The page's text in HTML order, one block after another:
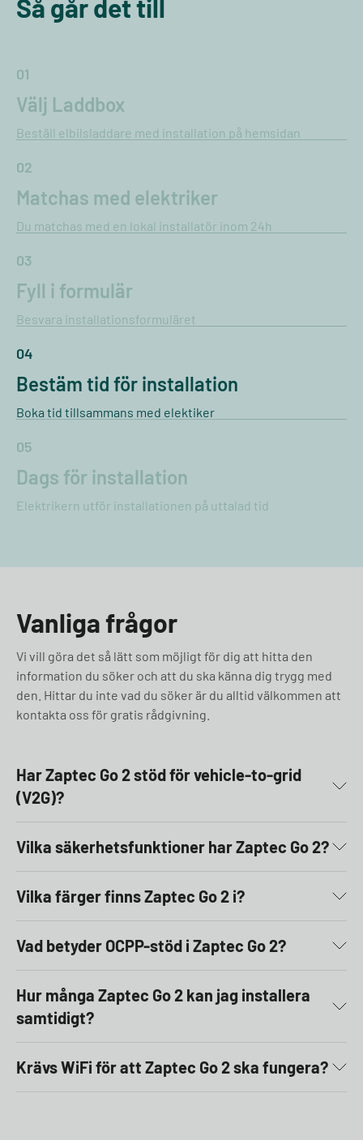
Så går det till
01
Välj Laddbox
Beställ elbilsladdare med installation på hemsidan
02
Matchas med elektriker
Du matchas med en lokal installatör inom 24h
03
Fyll i formulär
Besvara installationsformuläret
04
Bestäm tid för installation
Boka tid tillsammans med elektiker
05
Dags för installation
Elektrikern utför installationen på uttalad tid
Vanliga frågor
Vi vill göra det så lätt som möjligt för dig att hitta den
information du söker och att du ska känna dig trygg med
den. Hittar du inte vad du söker är du alltid välkommen att
kontakta oss för gratis rådgivning.
Har Zaptec Go 2 stöd för vehicle-to-grid
(V2G)?
Vilka säkerhetsfunktioner har Zaptec Go 2?
Vilka färger finns Zaptec Go 2 i?
Vad betyder OCPP-stöd i Zaptec Go 2?
Hur många Zaptec Go 2 kan jag installera
samtidigt?
Krävs WiFi för att Zaptec Go 2 ska fungera?